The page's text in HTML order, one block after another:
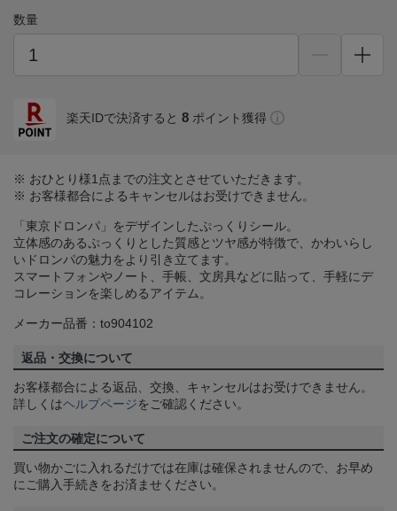
数量
楽天IDで決済すると 8 ポイント獲得
※ おひとり様1点までの注文とさせていただきます。
※ お客様都合によるキャンセルはお受けできません。
「東京ドロンパ」をデザインしたぷっくりシール。
立体感のあるぷっくりとした質感とツヤ感が特徴で、かわいらし
いドロンパの魅力をより引き立てます。
スマートフォンやノート、手帳、文房具などに貼って、手軽にデ
コレーションを楽しめるアイテム。
メーカー品番：to904102
返品・交換について
お客様都合による返品、交換、キャンセルはお受けできません。
詳しくはヘルプページをご確認ください。
ご注文の確定について
買い物かごに入れるだけでは在庫は確保されませんので、お早め
にご購入手続きをお済ませください。